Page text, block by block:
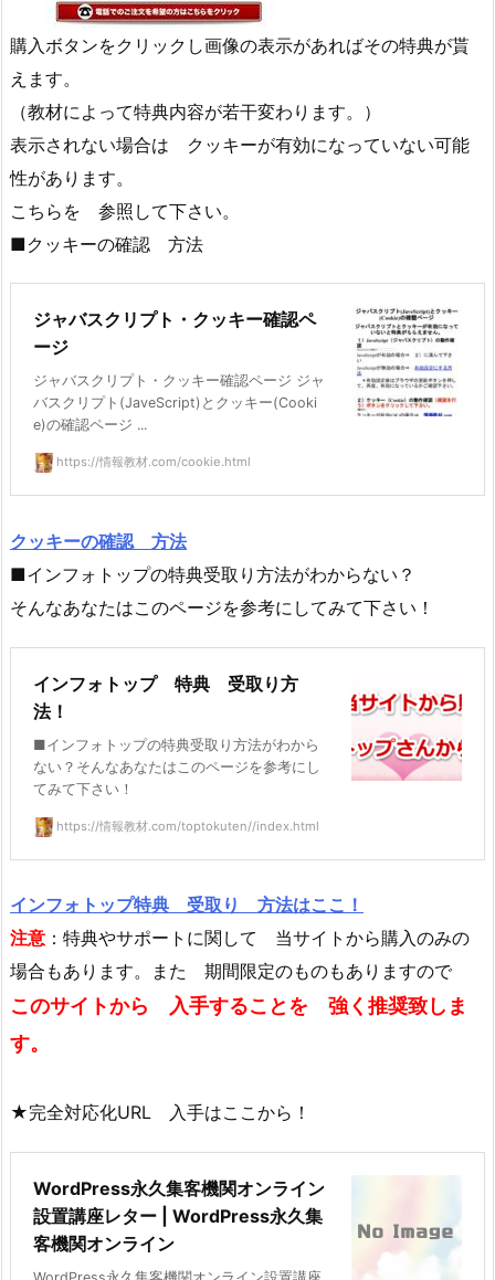
購入ボタンをクリックし画像の表示があればその特典が貰
えます。
（教材によって特典内容が若干変わります。）
表示されない場合は クッキーが有効になっていない可能
性があります。
こちらを 参照して下さい。
■クッキーの確認 方法
ジャバスクリプト・クッキー確認ペ
ージ
ジャバスクリプト・クッキー確認ページ ジャ
バスクリプト(JaveScript)とクッキー(Cooki
e)の確認ページ ...
https://情報教材.com/cookie.html
クッキーの確認 方法
■インフォトップの特典受取り方法がわからない？
そんなあなたはこのページを参考にしてみて下さい！
インフォトップ 特典 受取り方
法！
■インフォトップの特典受取り方法がわから
ない？そんなあなたはこのページを参考にし
てみて下さい！
https://情報教材.com/toptokuten//index.html
インフォトップ特典 受取り 方法はここ！
注意 ：特典やサポートに関して 当サイトから購入のみの
場合もあります。また 期間限定のものもありますので
このサイトから 入手することを 強く推奨致しま
す。
★完全対応化URL 入手はここから！
WordPress永久集客機関オンライン
設置講座レター | WordPress永久集
客機関オンライン